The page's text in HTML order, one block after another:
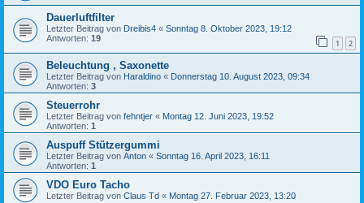
Dauerluftfilter
Letzter Beitrag von Dreibis4 « Sonntag 8. Oktober 2023, 19:12
Antworten: 19 1 2
Beleuchtung , Saxonette
Letzter Beitrag von Haraldino « Donnerstag 10. August 2023, 09:34
Antworten: 3
Steuerrohr
Letzter Beitrag von fehntjer « Montag 12. Juni 2023, 19:52
Antworten: 1
Auspuff Stützergummi
Letzter Beitrag von Anton « Sonntag 16. April 2023, 16:11
Antworten: 1
VDO Euro Tacho
Letzter Beitrag von Claus Td « Montag 27. Februar 2023, 13:20